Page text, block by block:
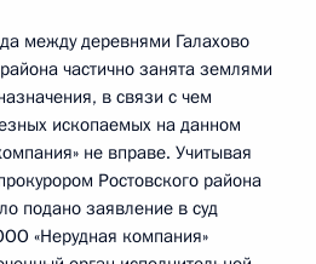
между деревнями Галахово
частично занята землями
в связи с чем
ископаемых на данном
не вправе. Учитывая
Ростовского района
подано заявление в суд
«Нерудная компания»